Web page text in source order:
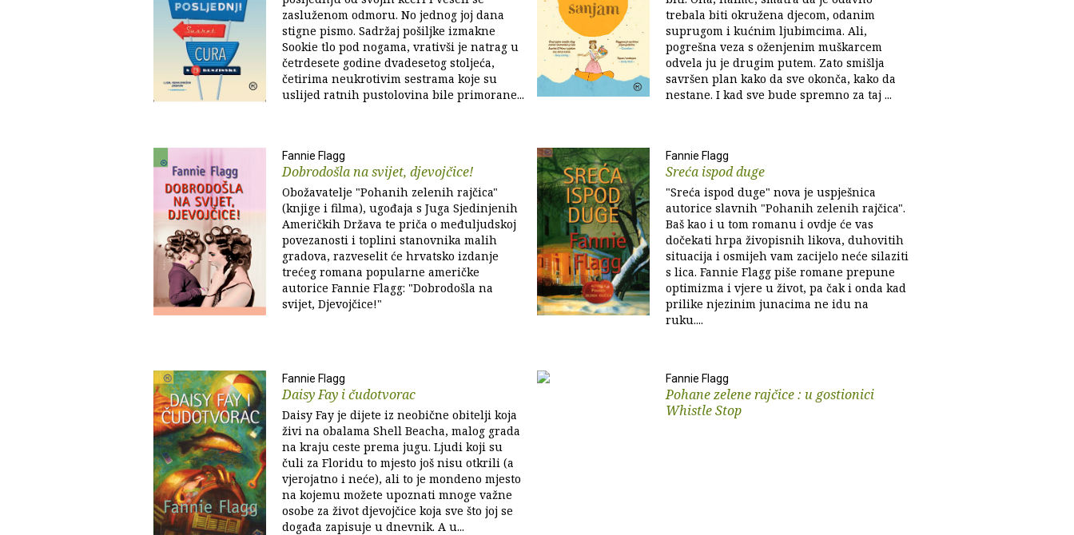
zasluženom odmoru. No jednog joj dana
stigne pismo. Sadržaj pošiljke izmakne
Sookie tlo pod nogama, vrativši je natrag u
četrdesete godine dvadesetog stoljeća,
četirima neukrotivim sestrama koje su
uslijed ratnih pustolovina bile primorane...
trebala biti okružena djecom, odanim
suprugom i kućnim ljubimcima. Ali,
pogrešna veza s oženjenim muškarcem
odvela ju je drugim putem. Zato smišlja
savršen plan kako da sve okonča, kako da
nestane. I kad sve bude spremno za taj ...
Fannie Flagg
Dobrodošla na svijet, djevojčice!
Obožavatelje "Pohanih zelenih rajčica"
(knjige i filma), ugođaja s Juga Sjedinjenih
Američkih Država te priča o međuljudskoj
povezanosti i toplini stanovnika malih
gradova, razveselit će hrvatsko izdanje
trećeg romana popularne američke
autorice Fannie Flagg: "Dobrodošla na
svijet, Djevojčice!"
Fannie Flagg
Sreća ispod duge
"Sreća ispod duge" nova je uspješnica
autorice slavnih "Pohanih zelenih rajčica".
Baš kao i u tom romanu i ovdje će vas
dočekati hrpa živopisnih likova, duhovitih
situacija i osmijeh vam zacijelo neće silaziti
s lica. Fannie Flagg piše romane prepune
optimizma i vjere u život, pa čak i onda kad
prilike njezinim junacima ne idu na
ruku....
Fannie Flagg
Daisy Fay i čudotvorac
Daisy Fay je dijete iz neobične obitelji koja
živi na obalama Shell Beacha, malog grada
na kraju ceste prema jugu. Ljudi koji su
čuli za Floridu to mjesto još nisu otkrili (a
vjerojatno i neće), ali to je mondeno mjesto
na kojemu možete upoznati mnoge važne
osobe za život djevojčice koja sve što joj se
događa zapisuje u dnevnik. A u...
Fannie Flagg
Pohane zelene rajčice : u gostionici
Whistle Stop